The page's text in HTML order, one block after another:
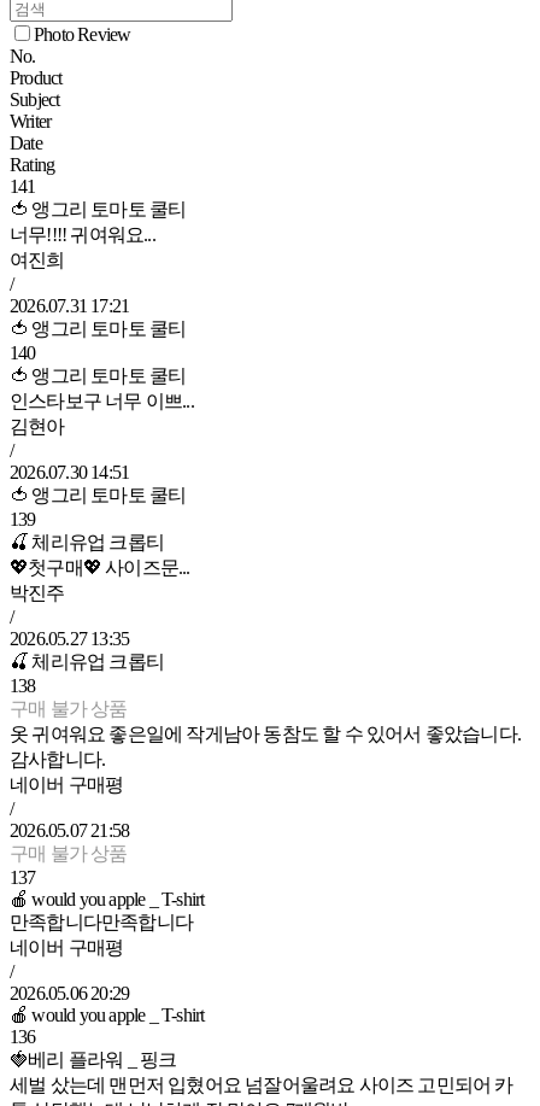
Photo Review
No.
Product
Subject
Writer
Date
Rating
141
🍅 앵그리 토마토 쿨티
너무!!!! 귀여워요...
여진희
/
2026.07.31 17:21
🍅 앵그리 토마토 쿨티
140
🍅 앵그리 토마토 쿨티
인스타보구 너무 이쁘...
김현아
/
2026.07.30 14:51
🍅 앵그리 토마토 쿨티
139
🍒 체리유업 크롭티
💖첫구매💖 사이즈문...
박진주
/
2026.05.27 13:35
🍒 체리유업 크롭티
138
구매 불가 상품
옷 귀여워요 좋은일에 작게남아 동참도 할 수 있어서 좋았습니다.
감사합니다.
네이버 구매평
/
2026.05.07 21:58
구매 불가 상품
137
🍎 would you apple _ T-shirt
만족합니다만족합니다
네이버 구매평
/
2026.05.06 20:29
🍎 would you apple _ T-shirt
136
🍓베리 플라워 _ 핑크
세벌 샀는데 맨먼저 입혔어요 넘잘어울려요 사이즈 고민되어 카